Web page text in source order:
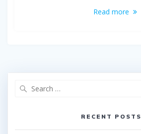
Read more
RECENT POSTS